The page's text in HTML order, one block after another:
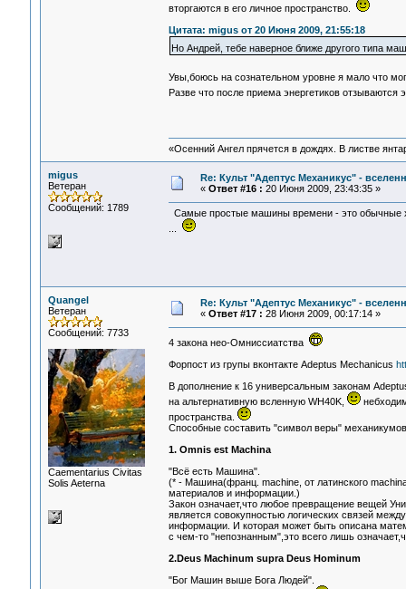
вторгаются в его личное пространство.
Цитата: migus от 20 Июня 2009, 21:55:18
Но Андрей, тебе наверное ближе другого типа
Увы,боюсь на сознательном уровне я мало что
Разве что после приема энергетиков
«Осенний Ангел прячется в дождях. В листве
migus
Ветеран
Сообщений: 1789
Re: Культ "Адептус Механикус" -
« Ответ #16 : 20 Июня 2009, 23:43:35 »
Самые простые машины времени - это обычные
Quangel
Ветеран
Сообщений: 7733
Сaementarius Civitas
Solis Aeterna
Re: Культ "Адептус Механикус" -
« Ответ #17 : 28 Июня 2009, 00:17:14 »
4 закона нео-Омниссиатства
Форпост из групы вконтакте Adeptus Mechanicus
В дополнение к 16 универсальным законам
на альтернативную всленную WH40K,
пространства.
Способные составить "символ веры"
1. Omnis est Machina
"Всё есть Машина".
(* - Машина(франц. machine, от латинского
материалов и информации.)
Закон означает,что любое превращение вещей
является совокупностью логических связей
информации. И которая может быть описана
с чем-то "непознанным",это всего лишь
2.Deus Machinum supra Deus Hominum
"Бог Машин выше Бога Людей".